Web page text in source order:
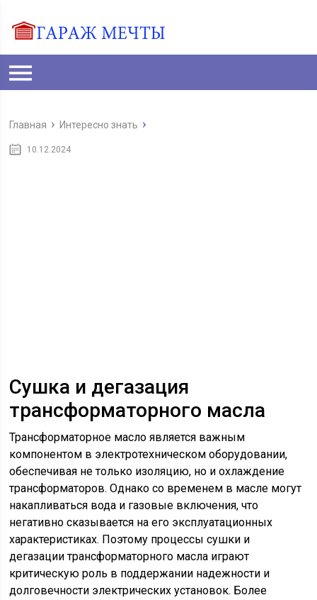
Главная Интересно знать
10.12.2024
Сушка и дегазация
трансформаторного масла
Трансформаторное масло является важным
компонентом в электротехническом оборудовании,
обеспечивая не только изоляцию, но и охлаждение
трансформаторов. Однако со временем в масле могут
накапливаться вода и газовые включения, что
негативно сказывается на его эксплуатационных
характеристиках. Поэтому процессы сушки и
дегазации трансформаторного масла играют
критическую роль в поддержании надежности и
долговечности электрических установок. Более